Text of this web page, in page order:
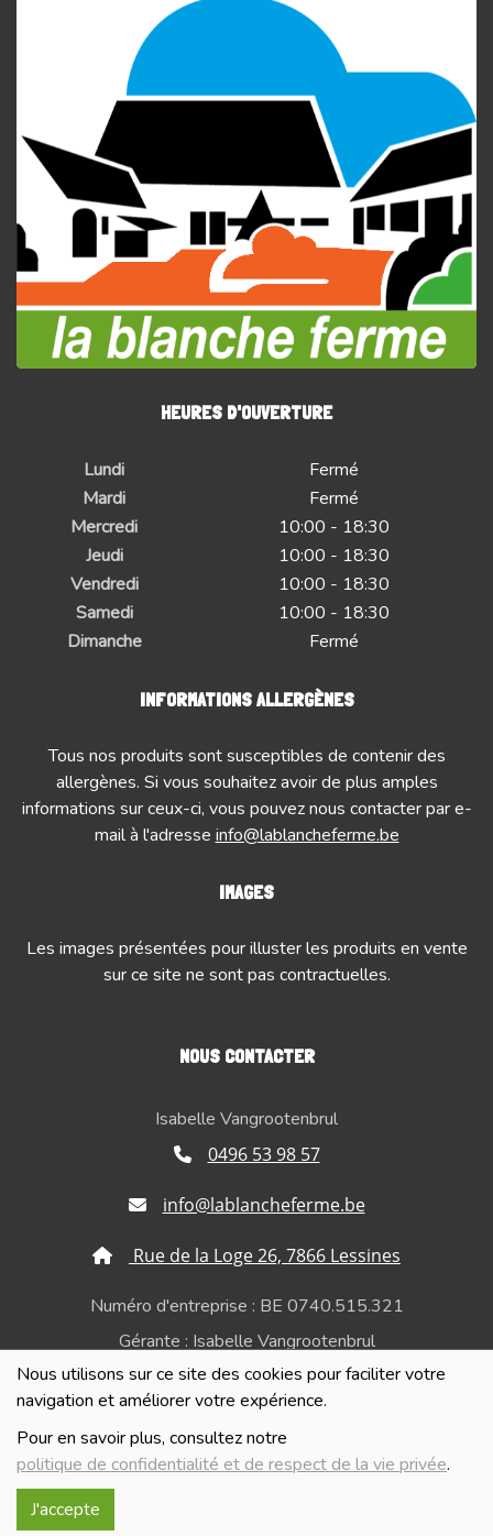
Nous utilisons sur ce site des cookies pour faciliter votre
navigation et améliorer votre expérience.
Pour en savoir plus, consultez notre
politique de confidentialité et de respect de la vie privée.
J'accepte
HEURES D'OUVERTURE
Lundi
Fermé
Mardi
Fermé
Mercredi
10:00 - 18:30
Jeudi
10:00 - 18:30
Vendredi
10:00 - 18:30
Samedi
10:00 - 18:30
Dimanche
Fermé
INFORMATIONS ALLERGÈNES
Tous nos produits sont susceptibles de contenir des
allergènes. Si vous souhaitez avoir de plus amples
informations sur ceux-ci, vous pouvez nous contacter par e-
mail à l'adresse info@lablancheferme.be
IMAGES
Les images présentées pour illuster les produits en vente
sur ce site ne sont pas contractuelles.
NOUS CONTACTER
Isabelle Vangrootenbrul
0496 53 98 57
info@lablancheferme.be
Rue de la Loge 26, 7866 Lessines
Numéro d'entreprise : BE 0740.515.321
Gérante : Isabelle Vangrootenbrul
Politique de confidentialité et de respect de la vie
privée